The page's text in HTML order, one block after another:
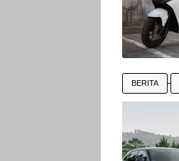
BERITA